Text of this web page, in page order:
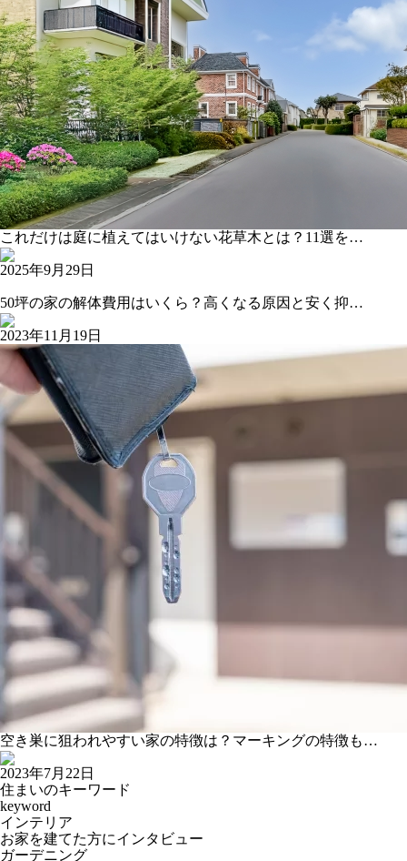
これだけは庭に植えてはいけない花草木とは？11選を…
2025年9月29日
50坪の家の解体費用はいくら？高くなる原因と安く抑…
2023年11月19日
空き巣に狙われやすい家の特徴は？マーキングの特徴も…
2023年7月22日
住まいのキーワード
keyword
インテリア
お家を建てた方にインタビュー
ガーデニング